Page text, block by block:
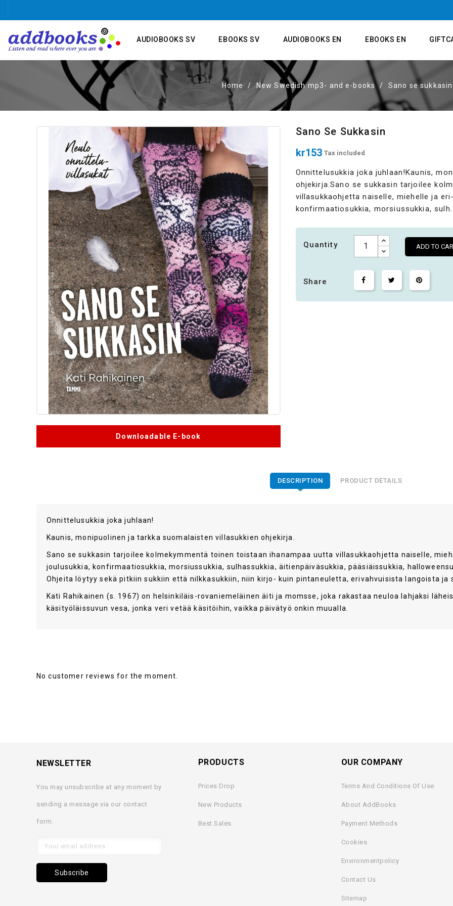
AUDIOBOOKS SV EBOOKS SV AUDIOBOOKS EN EBOOKS EN
Home New Swedish mp3- and e-books Sano se sukkasin
Downloadable E-book
Sano Se Sukkasin
kr153 Tax included
Onnittelusukkia joka juhlaan!Kaunis,
ohjekirja.Sano se sukkasin tarjoilee
villasukkaohjetta naiselle, miehelle ja
konfirmaatiosukkia, morsiussukkia,
Quantity ADD TO
Share
DESCRIPTION PRODUCT DETAILS
Onnittelusukkia joka juhlaan!
Kaunis, monipuolinen ja tarkka suomalaisten villasukkien ohjekirja.
Sano se sukkasin tarjoilee kolmekymmentä toinen toistaan ihanampaa uutta villasukkaohjetta naiselle,
joulusukkia, konfirmaatiosukkia, morsiussukkia, sulhassukkia, äitienpäiväsukkia, pääsiäissukkia,
Ohjeita löytyy sekä pitkiin sukkiin että nilkkasukkiin, niin kirjo- kuin pintaneuletta, erivahvuisista langoista
Kati Rahikainen (s. 1967) on helsinkiläis-rovaniemeläinen äiti ja momsse, joka rakastaa neuloa lahjaksi
käsityöläissuvun vesa, jonka veri vetää käsitöihin, vaikka päivätyö onkin muualla.
Designer Tuija Kuusela
Milla Von Konow
No customer reviews for the moment.
NEWSLETTER
You may unsubscribe at any moment by
sending a message via our contact
form.
PRODUCTS
Prices Drop
New Products
Best Sales
OUR COMPANY
Terms And Conditions Of Use
About AddBooks
Payment Methods
Cookies
Environmentpolicy
Contact Us
Sitemap